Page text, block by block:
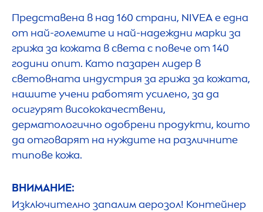
Представена в над 160 страни, NIVEAе една
от най-големите и най-надеждни марки за
грижа за кожата в света с повече от 140
години опит. Като пазарен лидер в
световната индустрия за грижа за кожата,
нашите учени работят усилено, за да
осигурят висококачествени,
дерматологично одобрени продукти, които
да отговарят на нуждите на различните
типове кожа.
ВНИМАНИЕ:
Изключително запалим аерозол! Контейнер